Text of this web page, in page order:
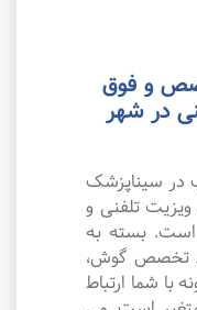
و فوق
در شهر
در سیناپزشک
تلفنی و
بسته به
تخصص گوش،
با شما ارتباط